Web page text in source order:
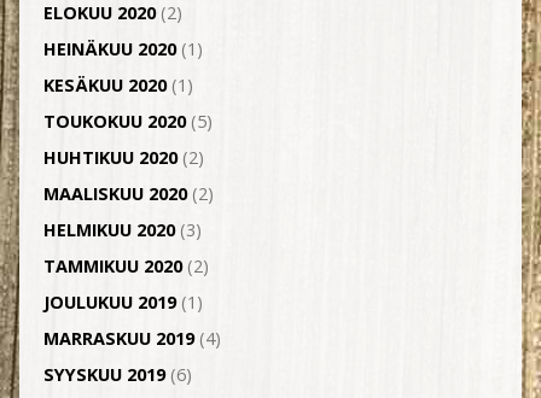
ELOKUU 2020(2)
HEINÄKUU 2020(1)
KESÄKUU 2020(1)
TOUKOKUU 2020(5)
HUHTIKUU 2020(2)
MAALISKUU 2020(2)
HELMIKUU 2020(3)
TAMMIKUU 2020(2)
JOULUKUU 2019(1)
MARRASKUU 2019(4)
SYYSKUU 2019(6)